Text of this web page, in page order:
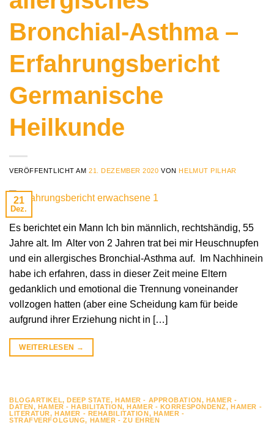
Bronchial-Asthma –
Erfahrungsbericht
Germanische
Heilkunde
VERÖFFENTLICHT AM21. DEZEMBER 2020 VON HELMUT PILHAR
21
Dez.
Es berichtet ein Mann Ich bin männlich, rechtshändig, 55
Jahre alt. Im Alter von 2 Jahren trat bei mir Heuschnupfen
und ein allergisches Bronchial-Asthma auf. Im Nachhinein
habe ich erfahren, dass in dieser Zeit meine Eltern
gedanklich und emotional die Trennung voneinander
vollzogen hatten (aber eine Scheidung kam für beide
aufgrund ihrer Erziehung nicht in […]
WEITERLESEN →
BLOGARTIKEL, DEEP STATE, HAMER - APPROBATION , HAMER -
DATEN , HAMER - HABILITATION, HAMER - KORRESPONDENZ, HAMER -
LITERATUR, HAMER - REHABILITATION , HAMER -
STRAFVERFOLGUNG, HAMER - ZU EHREN